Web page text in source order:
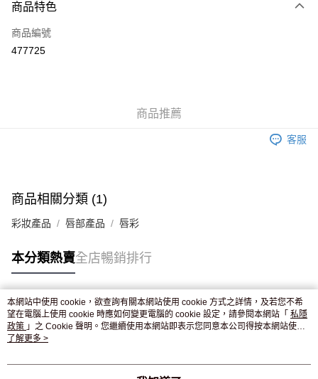
信用卡
Apple Pay
商品特色
商品編號
477725
商品推薦
客服
商品相關分類 (1)
彩妝產品 唇部產品 唇彩
本分類熱賣全店暢銷排行
熱門標籤
熱銷排行
本網站中使用 cookie，欲查詢有關本網站使用 cookie 方式之詳情，及若您不希
望在電腦上使用 cookie 時應如何變更電腦的 cookie 設定，請參閱本網站「 私隱
政策 」之 Cookie 聲明。您繼續使用本網站即表示您同意本公司得按本網站使用
條款之 Cookie 聲明使用 cookie。
了解更多 >